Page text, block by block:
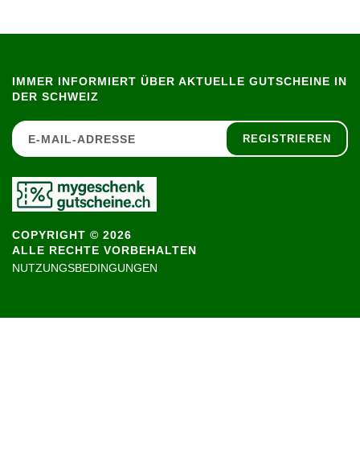
COPYRIGHT © 2026
ALLE RECHTE VORBEHALTEN
NUTZUNGSBEDINGUNGEN
IMMER INFORMIERT ÜBER AKTUELLE GUTSCHEINE IN
DER SCHWEIZ
REGISTRIEREN